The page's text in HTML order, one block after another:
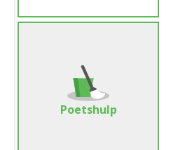
Poetshulp